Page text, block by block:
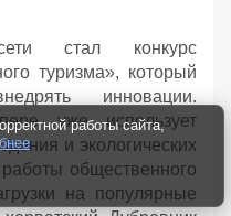
стал конкурс
туризма», который
инновации.
уже использует
и экологических
общественного
на популярные
работы сайта,